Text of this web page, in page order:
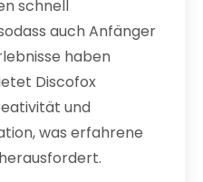
schnell
auch Anfänger
haben
Discofox
und
was erfahrene